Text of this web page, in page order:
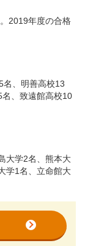
2019年度の合格
名、明善高校13
、致遠館高校10
大学2名、熊本大
学1名、立命館大